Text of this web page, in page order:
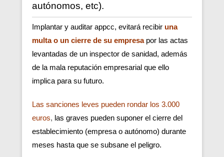
autónomos, etc).
Implantar y auditar appcc, evitará recibir una
multa o un cierre de su empresa por las actas
levantadas de un inspector de sanidad, además
de la mala reputación empresarial que ello
implica para su futuro.
Las sanciones leves pueden rondar los 3.000
euros, las graves pueden suponer el cierre del
establecimiento (empresa o autónomo) durante
meses hasta que se subsane el peligro.